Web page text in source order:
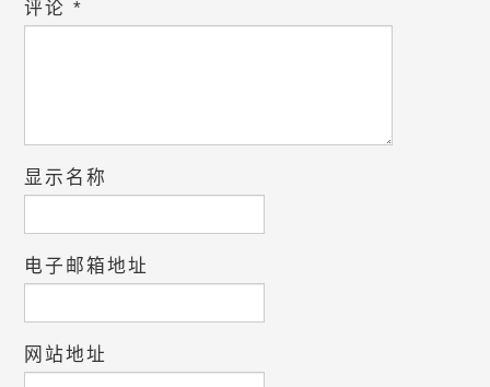
评论*
显示名称
电子邮箱地址
网站地址